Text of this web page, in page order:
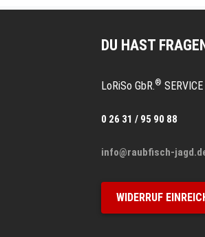
DU HAST
LoRiSo GbR.® SERVICE
0 26 31 / 95 90 88
info@raubfisch-
WIDERRUF